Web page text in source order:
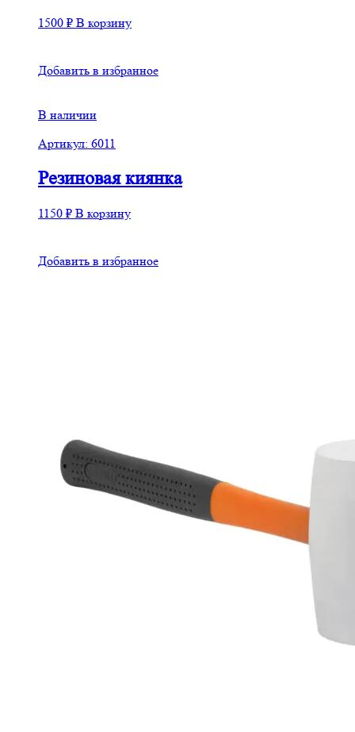
1500 ₽ В корзину
Добавить в избранное
В наличии
Артикул: 6011
Резиновая киянка
1150 ₽ В корзину
Добавить в избранное